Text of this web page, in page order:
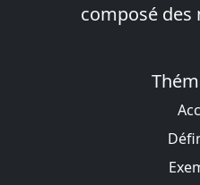
composé des